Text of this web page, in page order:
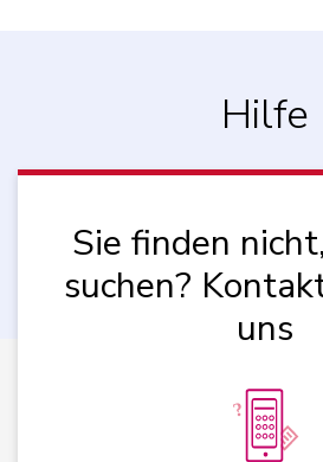
Hilfe
Sie finden
suchen?
uns